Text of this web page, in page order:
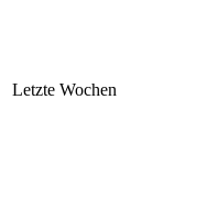
Letzte Wochen